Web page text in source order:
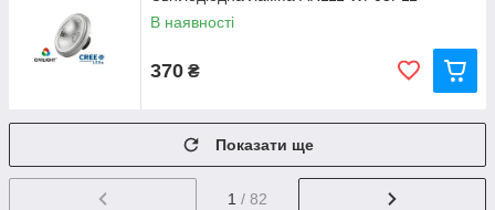
В наявності
370 ₴
Показати ще
1 / 82